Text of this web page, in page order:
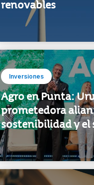
renovables
Agro en Punta:
prometedora
sostenibilidad y el